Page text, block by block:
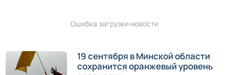
Ошибка загрузки новости
19 сентября в Минской области
сохранится оранжевый уровень